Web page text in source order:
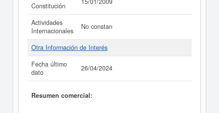
Constitución
Actividades
Internacionales
No constan
Otra Información de Interés
Fecha último
dato
26/04/2024
Resumen comercial: